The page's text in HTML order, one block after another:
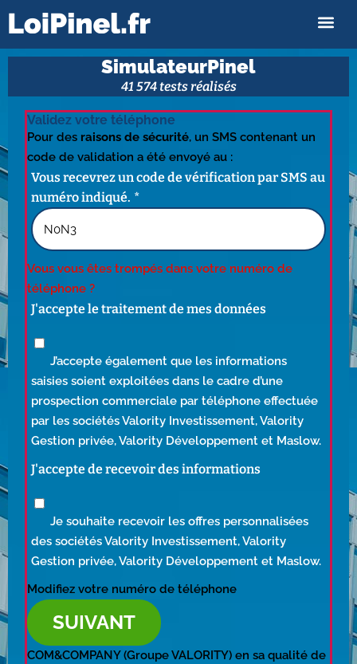
SimulateurPinel
41 574 tests réalisés
Validez votre téléphone
Pour des raisons de sécurité, un SMS contenant un
code de validation a été envoyé au :
Vous recevrez un code de vérification par SMS au
numéro indiqué.
Vous vous êtes trompés dans votre numéro de
téléphone ?
J'accepte le traitement de mes données
J’accepte également que les informations
saisies soient exploitées dans le cadre d’une
prospection commerciale par téléphone effectuée
par les sociétés Valority Investissement, Valority
Gestion privée, Valority Développement et Maslow.
J'accepte de recevoir des informations
Je souhaite recevoir les offres personnalisées
des sociétés Valority Investissement, Valority
Gestion privée, Valority Développement et Maslow.
Modifiez votre numéro de téléphone
SUIVANT
COM&COMPANY (Groupe VALORITY) en sa qualité de